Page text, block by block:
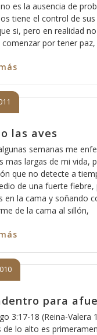
es la ausencia de
tiene el control de
si, pero en realidad
por tener paz,
las aves
semanas me
mas largas de mi vida,
que no detecte a
de una fuerte fiebre,
en la cama y soñando
de la cama al sillón,
para
3:17-18 (Reina-Valera
de lo alto es